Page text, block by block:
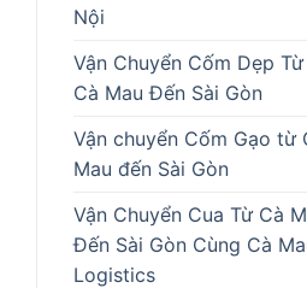
Nội
Vận Chuyển Cốm Dẹp Từ
Cà Mau Đến Sài Gòn
Vận chuyển Cốm Gạo từ
Mau đến Sài Gòn
Vận Chuyển Cua Từ Cà
Đến Sài Gòn Cùng Cà
Logistics